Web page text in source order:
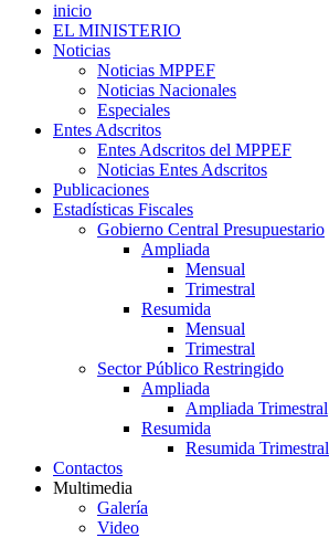
inicio
EL MINISTERIO
Noticias
Noticias MPPEF
Noticias Nacionales
Especiales
Entes Adscritos
Entes Adscritos del MPPEF
Noticias Entes Adscritos
Publicaciones
Estadísticas Fiscales
Gobierno Central Presupuestario
Ampliada
Mensual
Trimestral
Resumida
Mensual
Trimestral
Sector Público Restringido
Ampliada
Ampliada Trimestral
Resumida
Resumida Trimestral
Contactos
Multimedia
Galería
Video